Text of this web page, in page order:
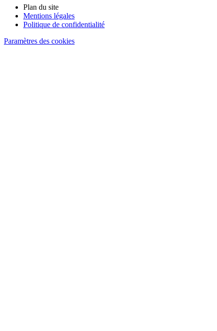
Plan du site
Mentions légales
Politique de confidentialité
Paramètres des cookies